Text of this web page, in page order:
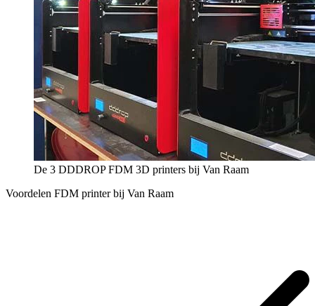
De 3 DDDROP FDM 3D printers bij Van Raam
Voordelen FDM printer bij Van Raam